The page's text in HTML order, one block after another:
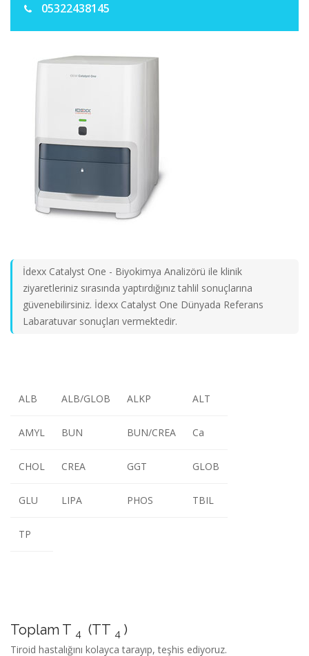
05322438145
İdexx Catalyst One - Biyokimya Analizörü ile klinik
ziyaretleriniz sırasında yaptırdığınız tahlil sonuçlarına
güvenebilirsiniz. İdexx Catalyst One Dünyada Referans
Labaratuvar sonuçları vermektedir.
ALB ALB/GLOB ALKP ALT
AMYL BUN BUN/CREA Ca
CHOL CREA GGT GLOB
GLU LIPA PHOS TBIL
TP
Toplam T 4 (TT 4 )
Tiroid hastalığını kolayca tarayıp, teşhis ediyoruz.